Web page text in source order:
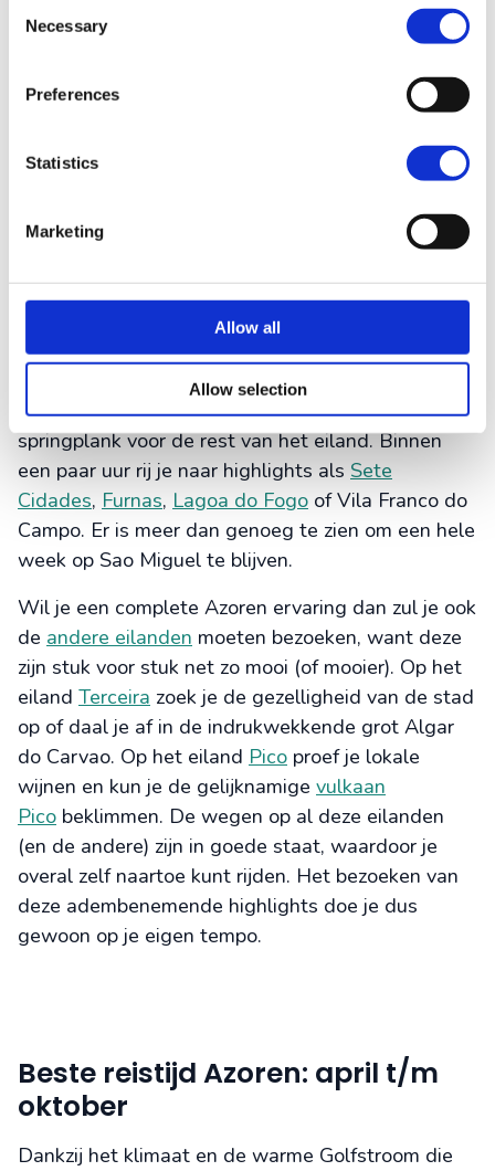
Selection
Necessary
Preferences
Statistics
Marketing
Allow all
Allow selection
Meerdere keren in de week vertrekken vanaf
Rondreis boekbaar tot 1 week voor vertrek
Een last minute Azoren fly drive
Na een vlucht van 5 uur, kom je aan op het
vliegveld vanSao Miguelwaar je ,indien gewenst,
direct je huurauto kunt ophalen. Je accommodatie
bevindt zich inPonta Delgada, een uitstekende
springplank voor de rest van het eiland. Binnen
een paar uur rij je naar highlights als Sete
Cidades, Furnas, Lagoa do Fogo of Vila Franco do
Campo. Er is meer dan genoeg te zien om een hele
week op Sao Miguel te blijven.
Wil je een complete Azoren ervaring dan zul je ook
de andere eilanden moeten bezoeken, want deze
zijn stuk voor stuk net zo mooi (of mooier). Op het
eiland Terceira zoek je de gezelligheid van de stad
op of daal je af in de indrukwekkende grot Algar
do Carvao. Op het eiland Pico proef je lokale
wijnen en kun je de gelijknamige vulkaan
Pico beklimmen. De wegen op al deze eilanden
(en de andere) zijn in goede staat, waardoor je
overal zelf naartoe kunt rijden. Het bezoeken van
deze adembenemende highlights doe je dus
gewoon op je eigen tempo.
Beste reistijd Azoren: april t/m
oktober
Dankzij het klimaat en de warme Golfstroom die